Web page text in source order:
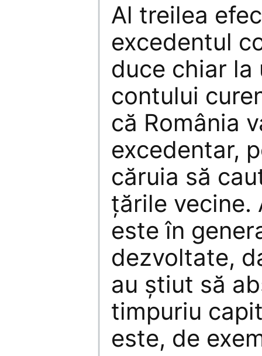
Al treilea
excedentul
duce chiar la
contului
că România
excedentar,
căruia să
ţările vecine.
este în
dezvoltate,
au ştiut să
timpuriu
este, de